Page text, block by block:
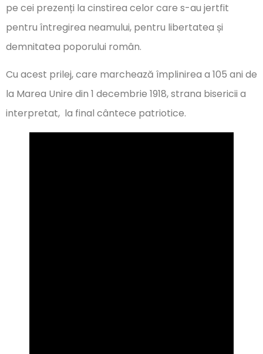
pe cei prezenți la cinstirea celor care s-au jertfit
pentru întregirea neamului, pentru libertatea și
demnitatea poporului român.
Cu acest prilej, care marchează împlinirea a 105 ani de
la Marea Unire din 1 decembrie 1918, strana bisericii a
interpretat, la final cântece patriotice.